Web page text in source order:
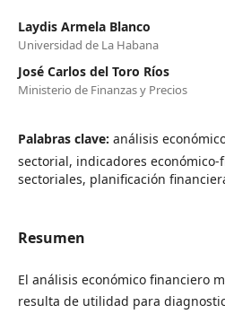
Laydis Armela Blanco
Universidad de La Habana
José Carlos del Toro Ríos
Ministerio de Finanzas y Precios
Palabras clave: análisis
sectorial, indicadores
sectoriales, planificación
Resumen
El análisis económico financiero
resulta de utilidad para